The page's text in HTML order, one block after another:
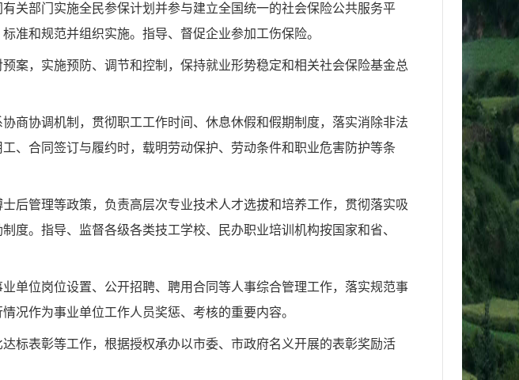
有关部门实施全民参保计划并参与建立全国统一的社会保险公共服务平
准和规范并组织实施。指导、督促企业参加工伤保险。
案，实施预防、调节和控制，保持就业形势稳定和相关社会保险基金总
商协调机制，贯彻职工工作时间、休息休假和假期制度，落实消除非法
、合同签订与履约时，载明劳动保护、劳动条件和职业危害防护等条
后管理等政策，负责高层次专业技术人才选拔和培养工作，贯彻落实吸
度。指导、监督各级各类技工学校、民办职业培训机构按国家和省、
单位岗位设置、公开招聘、聘用合同等人事综合管理工作，落实规范事
况作为事业单位工作人员奖惩、考核的重要内容。
标表彰等工作，根据授权承办以市委、市政府名义开展的表彰奖励活